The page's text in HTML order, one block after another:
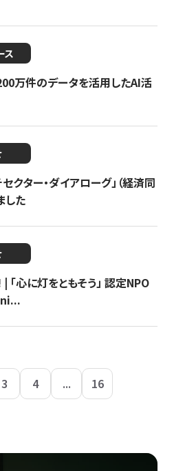
ス
万件のデータを活用したAI活
クター・ダイアローグ」（経済同
した
心に灯をともそう」 認定NPO
3 4 ... 16